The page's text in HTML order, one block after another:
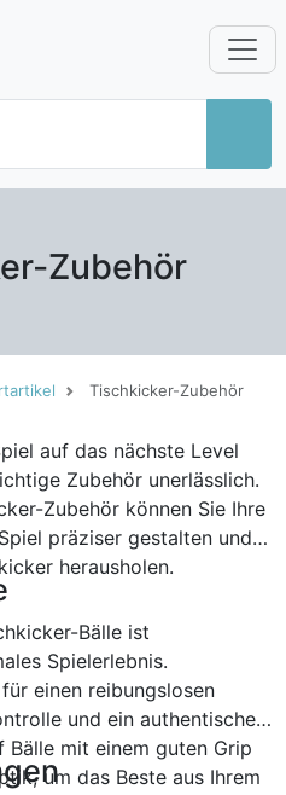
Zubehör
Tischkicker-Zubehör
auf das nächste Level
Zubehör unerlässlich.
Zubehör können Sie Ihre
präziser gestalten und
herausholen.
Bälle ist
Spielerlebnis.
einen reibungslosen
und ein authentisches
Bälle mit einem guten Grip
um das Beste aus Ihrem